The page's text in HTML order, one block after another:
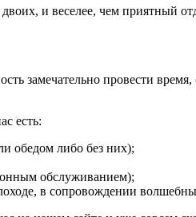
и веселее, чем приятный
замечательно провести
есть:
обедом либо без них);
обслуживанием);
в сопровождении